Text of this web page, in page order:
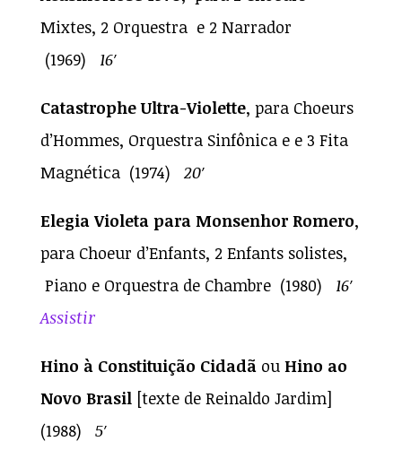
Mixtes, 2 Orquestra e 2 Narrador
(1969) 16′
Catastrophe Ultra-Violette, para Choeurs
d’Hommes, Orquestra Sinfônica e e 3 Fita
Magnética (1974) 20′
Elegia Violeta para Monsenhor Romero,
para Choeur d’Enfants, 2 Enfants solistes,
Piano e Orquestra de Chambre (1980) 16′
Assistir
Hino à Constituição Cidadã ouHino ao
Novo Brasil [texte de Reinaldo Jardim]
(1988)
5′